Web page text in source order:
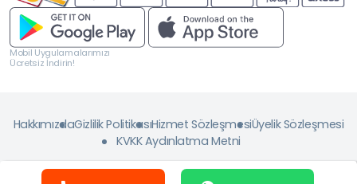
Mobil Uygulamalarımızı
Ücretsiz İndirin!
HakkımızdaGizlilik PolitikasıHizmet SözleşmesiÜyelik Sözleşmesi
KVKK Aydınlatma Metni